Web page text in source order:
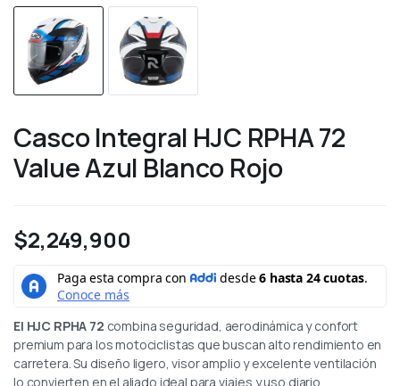
Casco Integral HJC RPHA 72
Value Azul Blanco Rojo
$2,249,900
El HJC RPHA 72 combina seguridad, aerodinámica y confort
premium para los motociclistas que buscan alto rendimiento en
carretera. Su diseño ligero, visor amplio y excelente ventilación
lo convierten en el aliado ideal para viajes y uso diario.